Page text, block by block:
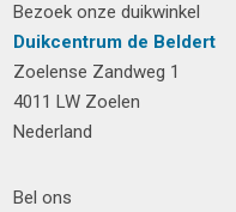
Bezoek onze duikwinkel
Duikcentrum de Beldert
Zoelense Zandweg 1
4011 LW Zoelen
Nederland
Bel ons